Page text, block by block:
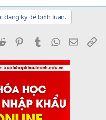
đăng ký để bình luận.
Reddit PinterestTumblrWhatsApp
Email